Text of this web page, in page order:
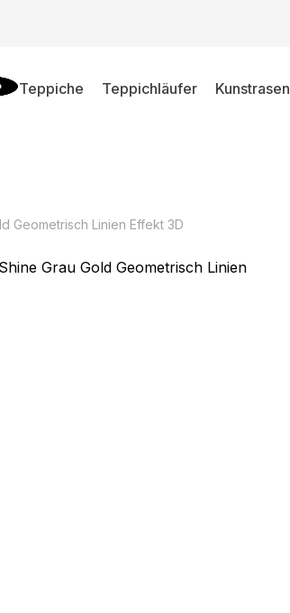
Teppiche Teppichläufer Kunstrasen
Geometrisch Linien Effekt 3D